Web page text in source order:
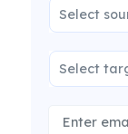
Select
Select